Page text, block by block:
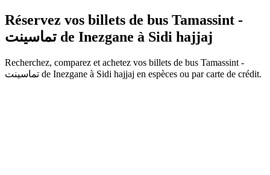
Réservez vos billets de bus Tamassint -
تماسينت de Inezgane à Sidi hajjaj
Recherchez, comparez et achetez vos billets de bus Tamassint -
تماسينت de Inezgane à Sidi hajjaj en espèces ou par carte de crédit.